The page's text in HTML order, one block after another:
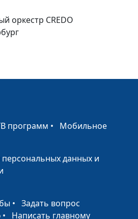
CREDO, Санкт-Петербург
камерный оркестр
CREDO, Санкт-Петербург
Евгений Бабин
оркестр CREDO
программ • Мобильное
данных и
• Задать вопрос
• Написать главному